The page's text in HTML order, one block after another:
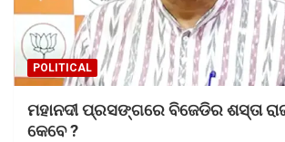
POLITICAL
ମହାନଦୀ ପ୍ରସଙ୍ଗରେ ବିଜେଡିର ଶସ୍ତା
କେବେ ?